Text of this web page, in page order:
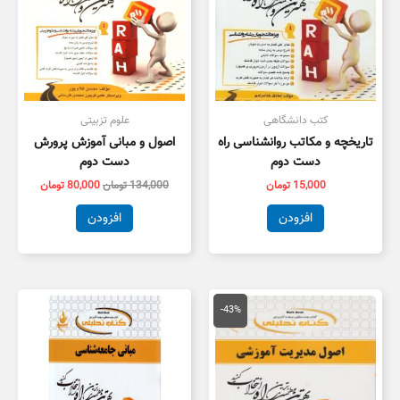
کتب دانشگاهی
تاریخچه و مکاتب روانشناسی راه
دست دوم
15,000 تومان
افزودن
علوم تزبیتی
اصول و مبانی آموزش پرورش
دست دوم
134,000تومان80,000تومان
افزودن
-43%
قیمت
اصلی
150,000 تومان
بود.
قیمت
فعلی
است.